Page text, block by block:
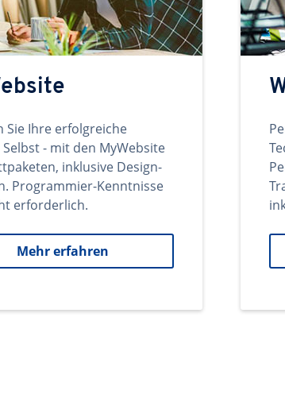
Sie Ihre erfolgreiche
- mit den MyWebsite
inklusive Design-
Programmier-Kenntnisse
erforderlich.
Mehr erfahren